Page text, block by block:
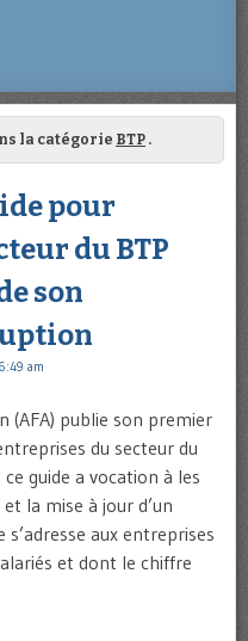
la catégorie BTP .
pour
du BTP
son
am
(AFA) publie son premier
du secteur du
guide a vocation à les
la mise à jour d’un
aux entreprises
et dont le chiffre